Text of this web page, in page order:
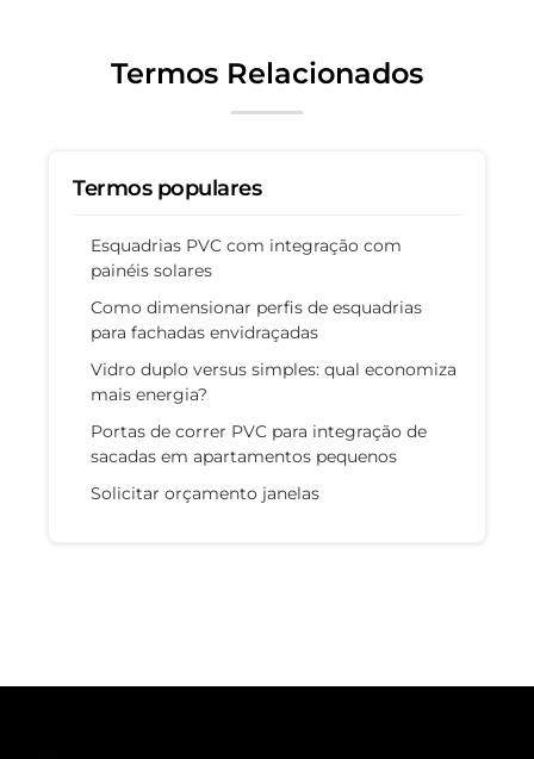
Termos Relacionados
Termos populares
Esquadrias PVC com integração com
painéis solares
Como dimensionar perfis de esquadrias
para fachadas envidraçadas
Vidro duplo versus simples: qual economiza
mais energia?
Portas de correr PVC para integração de
sacadas em apartamentos pequenos
Solicitar orçamento janelas